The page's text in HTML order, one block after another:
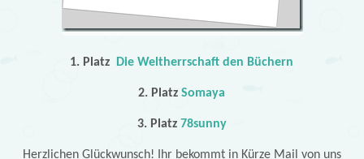
1. Platz Die Weltherrschaft den Büchern
2. PlatzSomaya
3. Platz 78sunny
Herzlichen Glückwunsch! Ihr bekommt in Kürze Mail von uns